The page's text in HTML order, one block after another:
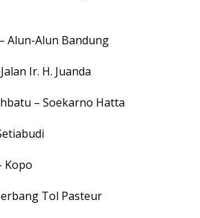
Alun-Alun Bandung
Ir. H. Juanda
– Soekarno Hatta
Kopo
Tol Pasteur